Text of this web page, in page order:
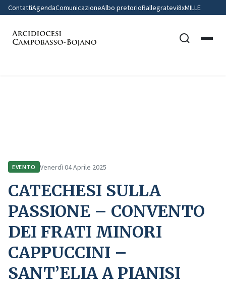
ContattiAgendaComunicazioneAlbo pretorioRallegratevi8xMILLE
EVENTO Venerdì 04 Aprile 2025
CATECHESI SULLA
PASSIONE – CONVENTO
DEI FRATI MINORI
CAPPUCCINI –
SANT’ELIA A PIANISI